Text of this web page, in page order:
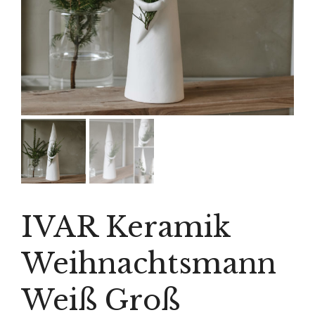
IVAR Keramik
Weihnachtsmann
Weiß Groß